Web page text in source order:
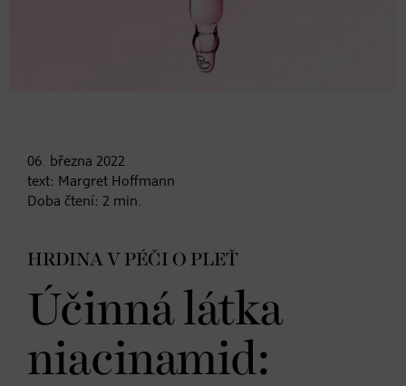
06. března 2022
text: Margret Hoffmann
Doba čtení: 2 min.
HRDINA V PÉČI O PLEŤ
Účinná látka
niacinamid: